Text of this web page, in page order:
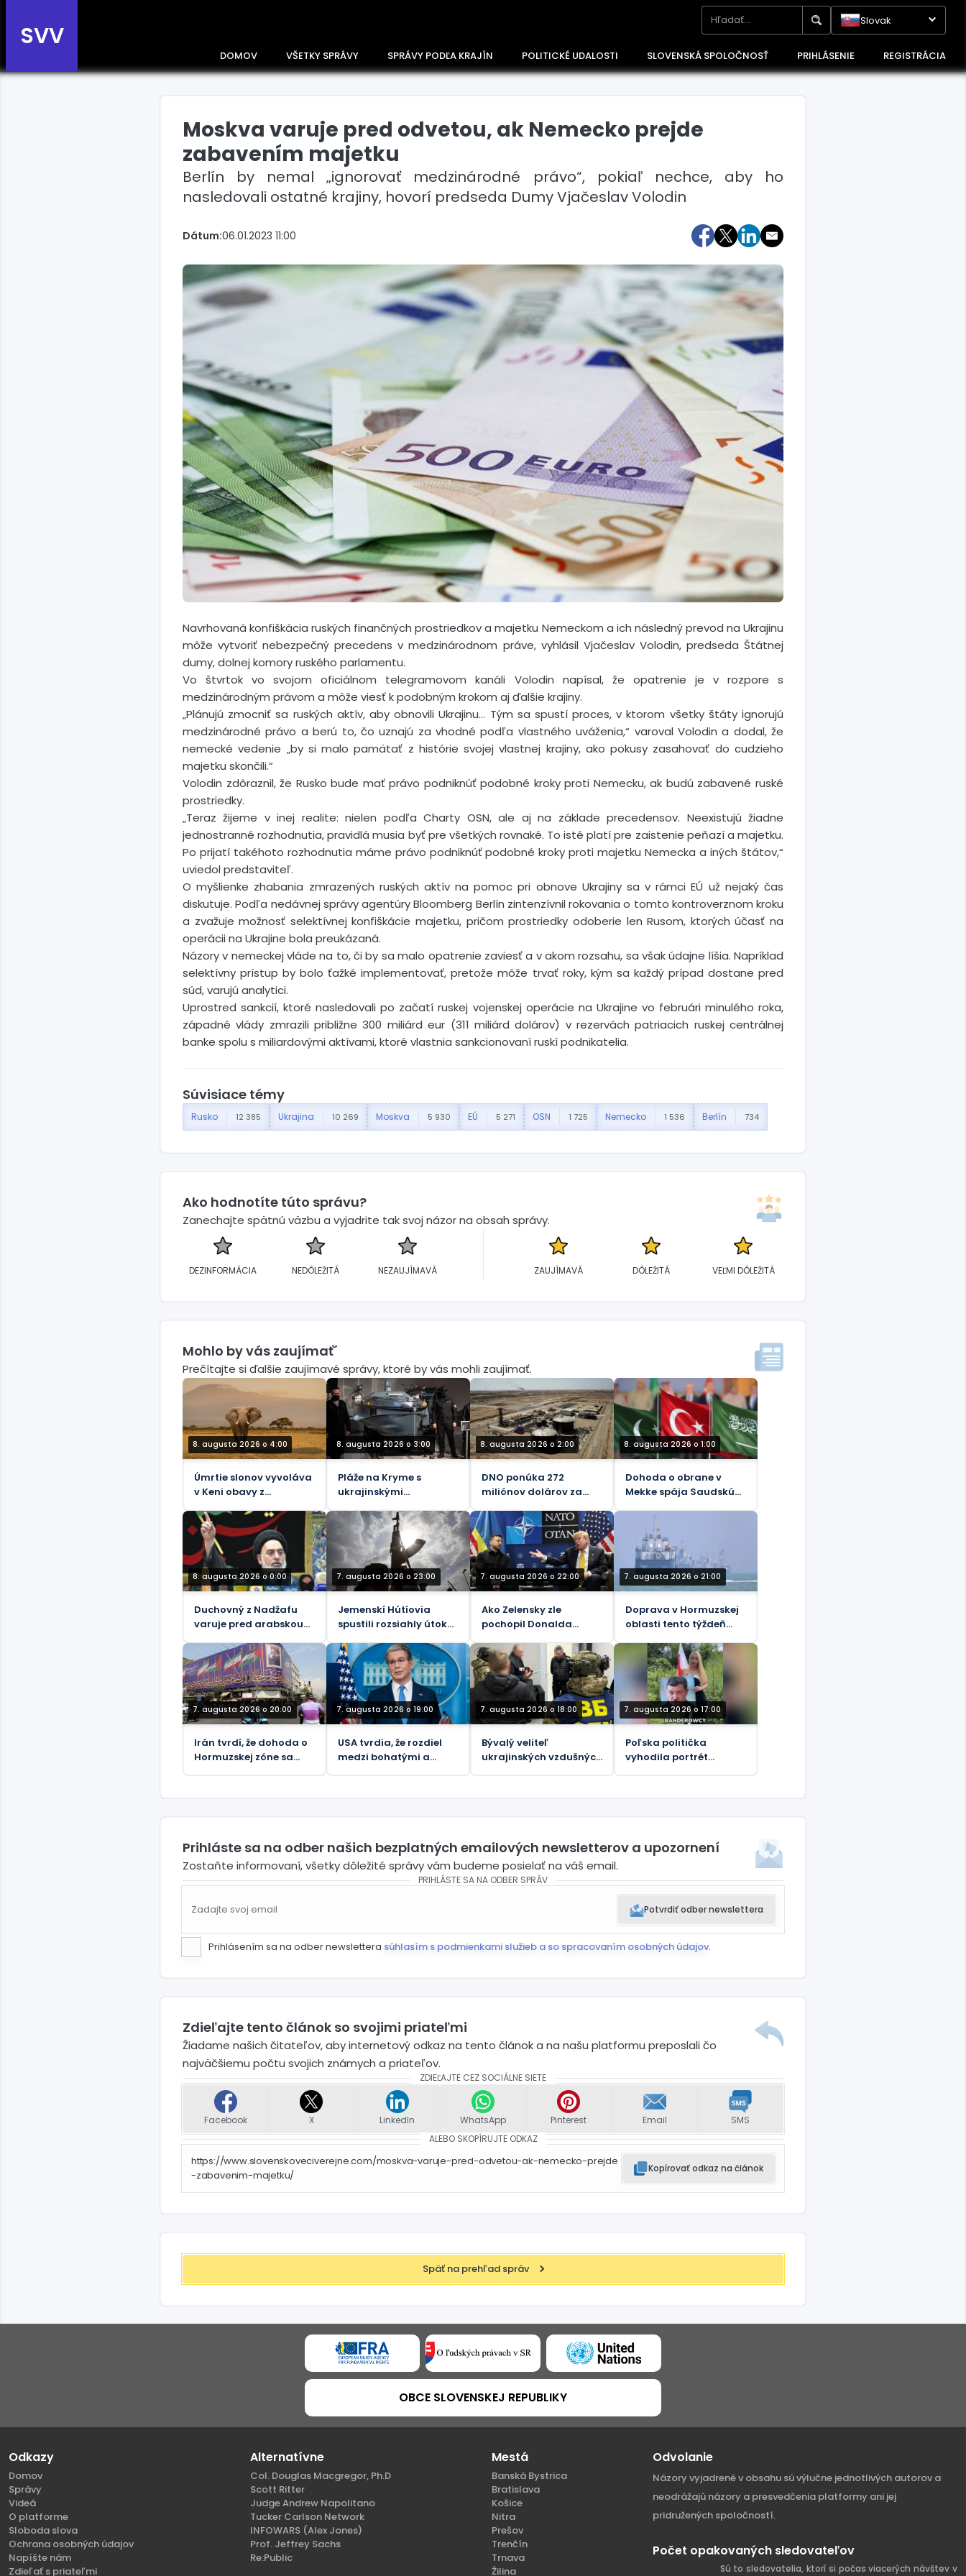
SVV
Slovak
DOMOV VŠETKY SPRÁVY SPRÁVY PODĽA KRAJÍN POLITICKÉ UDALOSTI SLOVENSKÁ SPOLOČNOSŤ PRIHLÁSENIE REGISTRÁCIA
Moskva varuje pred odvetou, ak Nemecko prejde
zabavením majetku
Berlín by nemal „ignorovať medzinárodné právo“, pokiaľ nechce, aby ho
nasledovali ostatné krajiny, hovorí predseda Dumy Vjačeslav Volodin
Dátum:06.01.2023 11:00
Navrhovaná konfiškácia ruských finančných prostriedkov a majetku Nemeckom a ich následný prevod na Ukrajinu
môže vytvoriť nebezpečný precedens v medzinárodnom práve, vyhlásil Vjačeslav Volodin, predseda Štátnej
dumy, dolnej komory ruského parlamentu.
Vo štvrtok vo svojom oficiálnom telegramovom kanáli Volodin napísal, že opatrenie je v rozpore s
medzinárodným právom a môže viesť k podobným krokom aj ďalšie krajiny.
„Plánujú zmocniť sa ruských aktív, aby obnovili Ukrajinu… Tým sa spustí proces, v ktorom všetky štáty ignorujú
medzinárodné právo a berú to, čo uznajú za vhodné podľa vlastného uváženia,“ varoval Volodin a dodal, že
nemecké vedenie „by si malo pamätať z histórie svojej vlastnej krajiny, ako pokusy zasahovať do cudzieho
majetku skončili.“
Volodin zdôraznil, že Rusko bude mať právo podniknúť podobné kroky proti Nemecku, ak budú zabavené ruské
prostriedky.
„Teraz žijeme v inej realite: nielen podľa Charty OSN, ale aj na základe precedensov. Neexistujú žiadne
jednostranné rozhodnutia, pravidlá musia byť pre všetkých rovnaké. To isté platí pre zaistenie peňazí a majetku.
Po prijatí takéhoto rozhodnutia máme právo podniknúť podobné kroky proti majetku Nemecka a iných štátov,“
uviedol predstaviteľ.
O myšlienke zhabania zmrazených ruských aktív na pomoc pri obnove Ukrajiny sa v rámci EÚ už nejaký čas
diskutuje. Podľa nedávnej správy agentúry Bloomberg Berlín zintenzívnil rokovania o tomto kontroverznom kroku
a zvažuje možnosť selektívnej konfiškácie majetku, pričom prostriedky odoberie len Rusom, ktorých účasť na
operácii na Ukrajine bola preukázaná.
Názory v nemeckej vláde na to, či by sa malo opatrenie zaviesť a v akom rozsahu, sa však údajne líšia. Napríklad
selektívny prístup by bolo ťažké implementovať, pretože môže trvať roky, kým sa každý prípad dostane pred
súd, varujú analytici.
Uprostred sankcií, ktoré nasledovali po začatí ruskej vojenskej operácie na Ukrajine vo februári minulého roka,
západné vlády zmrazili približne 300 miliárd eur (311 miliárd dolárov) v rezervách patriacich ruskej centrálnej
banke spolu s miliardovými aktívami, ktoré vlastnia sankcionovaní ruskí podnikatelia.
Súvisiace témy
Rusko 12 385 Ukrajina 10 269 Moskva 5 930 EÚ 5 271 OSN 1 725 Nemecko 1 536 Berlín 734
Ako hodnotíte túto správu?
Zanechajte spätnú väzbu a vyjadrite tak svoj názor na obsah správy.
DEZINFORMÁCIA NEDÔLEŽITÁ NEZAUJÍMAVÁ ZAUJÍMAVÁ DÔLEŽITÁ VEĽMI DÔLEŽITÁ
Mohlo by vás zaujímať´
Prečítajte si ďalšie zaujímavé správy, ktoré by vás mohli zaujímať.
8. augusta 2026 o 4:00
Úmrtie slonov vyvoláva
v Keni obavy z
8. augusta 2026 o 3:00
Pláže na Kryme s
ukrajinskými
telesne postihnutých –
oficiálne
8. augusta 2026 o 2:00
DNO ponúka 272
miliónov dolárov za
Genel Energy v
spoločnosti Tawke v KRI
8. augusta 2026 o 1:00
Dohoda o obrane v
Mekke spája Saudskú
Pakistan
8. augusta 2026 o 0:00
Duchovný z Nadžafu
varuje pred arabskou
7. augusta 2026 o 23:00
Jemenskí Hútíovia
spustili rozsiahly útok
Saudskou Arábiou
(VIDEÁ)
7. augusta 2026 o 22:00
Ako Zelensky zle
pochopil Donalda
7. augusta 2026 o 21:00
Doprava v Hormuzskej
oblasti tento týždeň
7. augusta 2026 o 20:00
Irán tvrdí, že dohoda o
Hormuzskej zóne sa
7. augusta 2026 o 19:00
USA tvrdia, že rozdiel
medzi bohatými a
7. augusta 2026 o 18:00
Bývalý veliteľ
ukrajinských vzdušných
7. augusta 2026 o 17:00
Poľska politička
vyhodila portrét
Prihláste sa na odber našich bezplatných emailových newsletterov a upozornení
Zostaňte informovaní, všetky dôležité správy vám budeme posielať na váš email.
PRIHLÁSTE SA NA ODBER SPRÁV
Potvrdiť odber newslettera
Prihlásením sa na odber newslettera súhlasím s podmienkami služieb a so spracovaním osobných údajov.
Zdieľajte tento článok so svojimi priateľmi
Žiadame našich čitateľov, aby internetový odkaz na tento článok a na našu platformu preposlali čo
najväčšiemu počtu svojich známych a priateľov.
ZDIEĽAJTE CEZ SOCIÁLNE SIETE
Facebook X LinkedIn WhatsApp Pinterest Email
SMS
ALEBO SKOPÍRUJTE ODKAZ
https://www.slovenskoveciverejne.com/moskva-varuje-pred-odvetou-ak-nemecko-prejde
-zabavenim-majetku/
Kopírovať odkaz na článok
Späť na prehľad správ
OBCE SLOVENSKEJ REPUBLIKY
Odkazy
Domov
Správy
Videá
O platforme
Sloboda slova
Ochrana osobných údajov
Napíšte nám
Zdieľať s priateľmi
Alternatívne
Col. Douglas Macgregor, Ph.D
Scott Ritter
Judge Andrew Napolitano
Tucker Carlson Network
INFOWARS (Alex Jones)
Prof. Jeffrey Sachs
Re:Public
Mestá
Banská Bystrica
Bratislava
Košice
Nitra
Prešov
Trenčín
Trnava
Žilina
Odvolanie
Názory vyjadrené v obsahu sú výlučne jednotlivých autorov a
neodrážajú názory a presvedčenia platformy ani jej
pridružených spoločností.
Počet opakovaných sledovateľov
Sú to sledovatelia, ktorí si počas viacerých návštev v